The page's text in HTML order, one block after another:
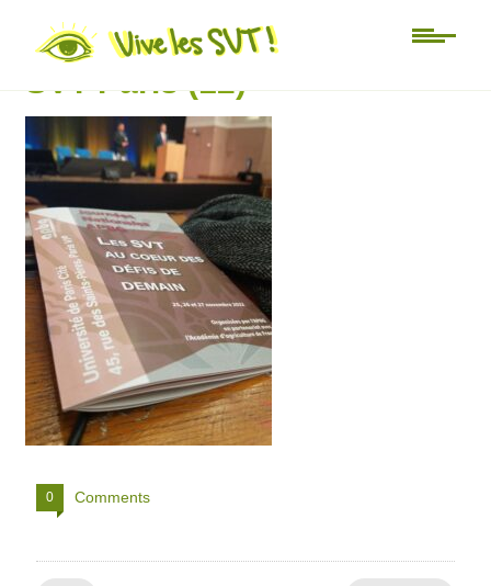
Journées nationales APBG
SVT Paris (12)
0 Comments